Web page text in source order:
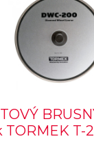
TORMEK T-2